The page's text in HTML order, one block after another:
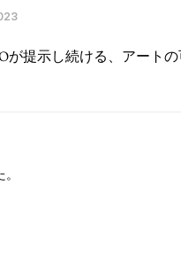
が提示し続ける、アートの